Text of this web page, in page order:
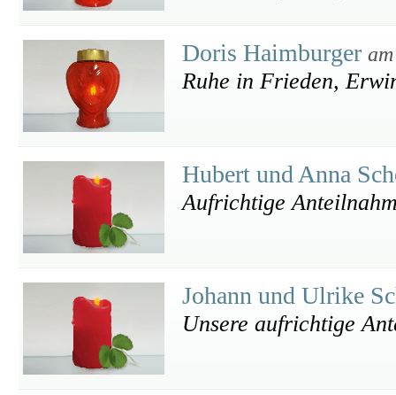
Doris Haimburger
Ruhe in Frieden,
Hubert und Anna
Aufrichtige
Johann und Ulrike
Unsere aufrichtige